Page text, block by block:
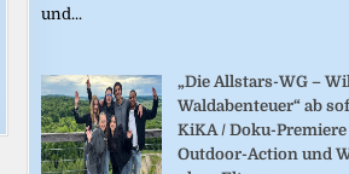
und...
„Die Allstars-WG –
Waldabenteuer“ ab
KiKA / Doku-Premiere
Outdoor-Action und